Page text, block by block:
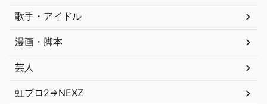
歌手・アイドル
漫画・脚本
芸人
虹プロ2⇒NEXZ